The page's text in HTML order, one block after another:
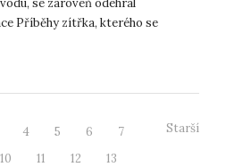
Příběhy zítřka, kterého se
4 5 6
7
10 11 12
13
Starší